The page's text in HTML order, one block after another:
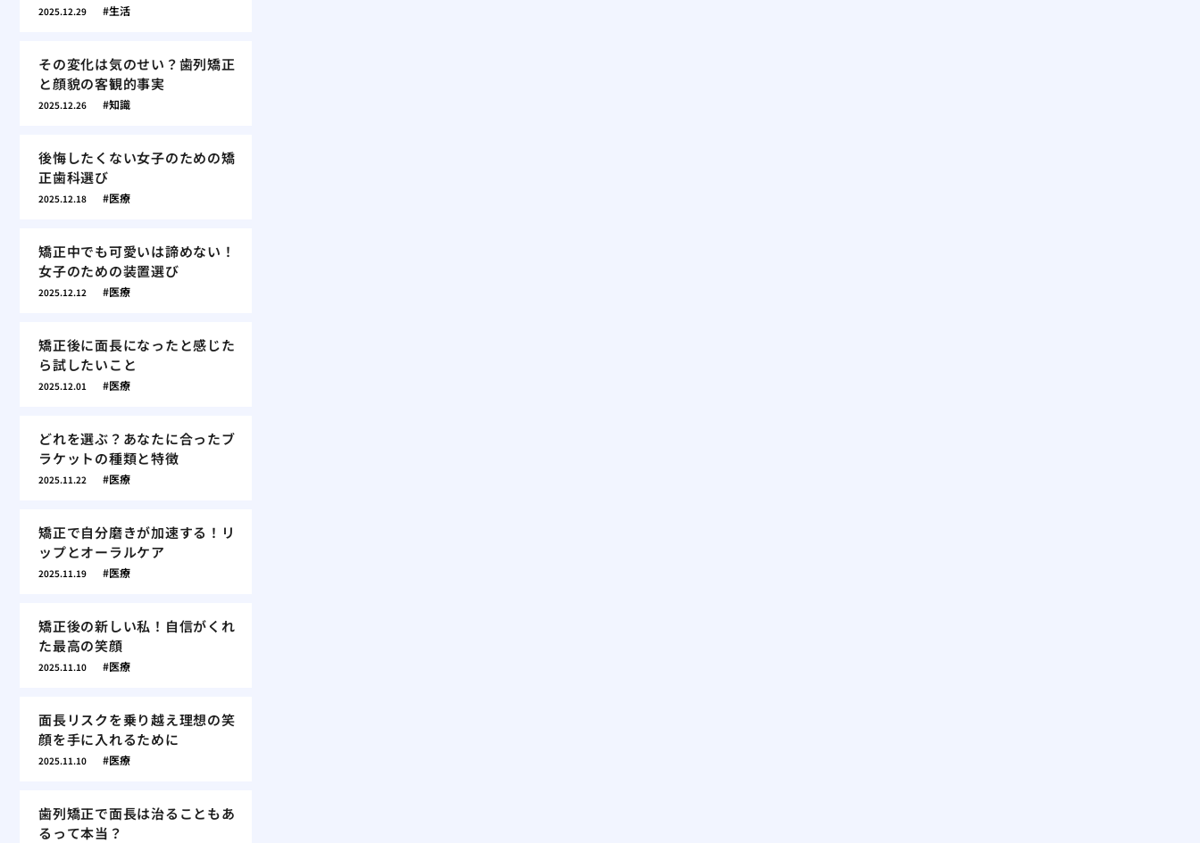
2025.12.29 生活
その変化は気のせい？歯列矯正
と顔貌の客観的事実
2025.12.26 知識
後悔したくない女子のための矯
正歯科選び
2025.12.18 医療
矯正中でも可愛いは諦めない！
女子のための装置選び
2025.12.12 医療
矯正後に面長になったと感じた
ら試したいこと
2025.12.01 医療
どれを選ぶ？あなたに合ったブ
ラケットの種類と特徴
2025.11.22 医療
矯正で自分磨きが加速する！リ
ップとオーラルケア
2025.11.19 医療
矯正後の新しい私！自信がくれ
た最高の笑顔
2025.11.10 医療
面長リスクを乗り越え理想の笑
顔を手に入れるために
2025.11.10 医療
歯列矯正で面長は治ることもあ
るって本当？